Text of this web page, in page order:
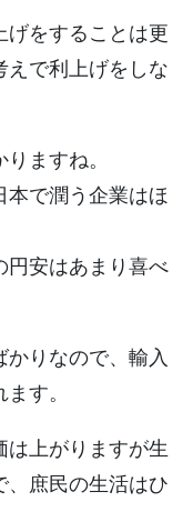
げをすることは更
えで利上げをしな
ますね。
本で潤う企業はほ
円安はあまり喜べ
りなので、輸入
す。
は上がりますが生
、庶民の生活はひ